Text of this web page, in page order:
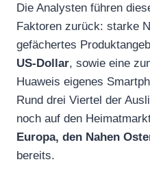
Die Analysten führen
Faktoren zurück: starke
gefächertes
US-Dollar, sowie eine
Huaweis eigenes
Rund drei Viertel der
noch auf den
Europa, den Nahen
bereits.